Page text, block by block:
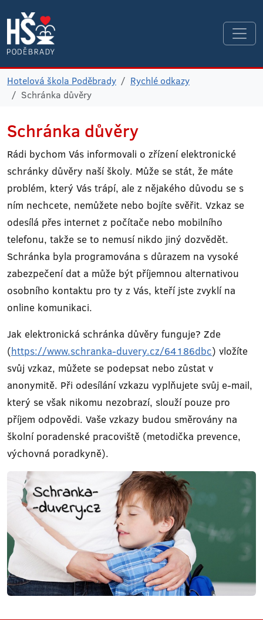
Hotelová škola Poděbrady
Rychlé odkazy
Schránka důvěry
Schránka důvěry
Rádi bychom Vás informovali o zřízení elektronické
schránky důvěry naší školy. Může se stát, že máte
problém, který Vás trápí, ale z nějakého důvodu se s
ním nechcete, nemůžete nebo bojíte svěřit. Vzkaz se
odesílá přes internet z počítače nebo mobilního
telefonu, takže se to nemusí nikdo jiný dozvědět.
Schránka byla programována s důrazem na vysoké
zabezpečení dat a může být příjemnou alternativou
osobního kontaktu pro ty z Vás, kteří jste zvyklí na
online komunikaci.
Jak elektronická schránka důvěry funguje? Zde
(https://www.schranka-duvery.cz/64186dbc) vložíte
svůj vzkaz, můžete se podepsat nebo zůstat v
anonymitě. Při odesílání vzkazu vyplňujete svůj e-mail,
který se však nikomu nezobrazí, slouží pouze pro
příjem odpovědi. Vaše vzkazy budou směrovány na
školní poradenské pracoviště (metodička prevence,
výchovná poradkyně).